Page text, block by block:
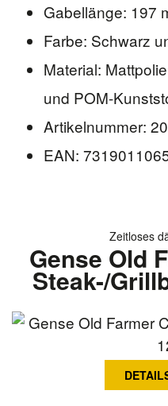
Gabellänge: 197
Farbe: Schwarz
Material:
und POM-
Artikelnummer:
EAN:
Zeitloses
Gense Old
Steak-/